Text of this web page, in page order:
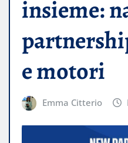
insieme:
e motori
Emma Citterio